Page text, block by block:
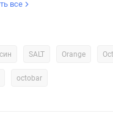
все
SALT Orange
octobar